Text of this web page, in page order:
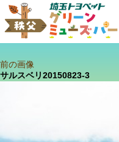
前の画像
サルスベリ20150823-3